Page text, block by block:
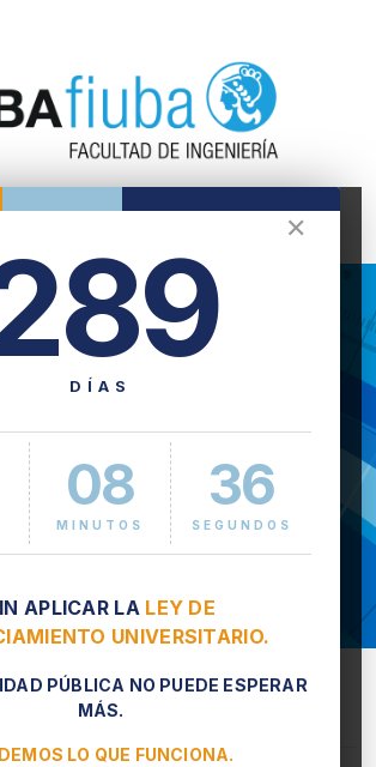
✕
DÍAS
08
MINUTOS
37
SEGUNDOS
APLICAR LA LEY DE
UNIVERSITARIO.
PÚBLICA NO PUEDE ESPERAR
MÁS.
LO QUE FUNCIONA.
el plantel nodocente